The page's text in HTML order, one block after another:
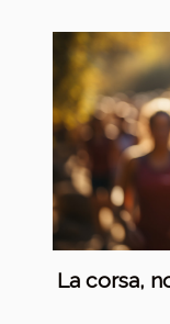
La corsa,